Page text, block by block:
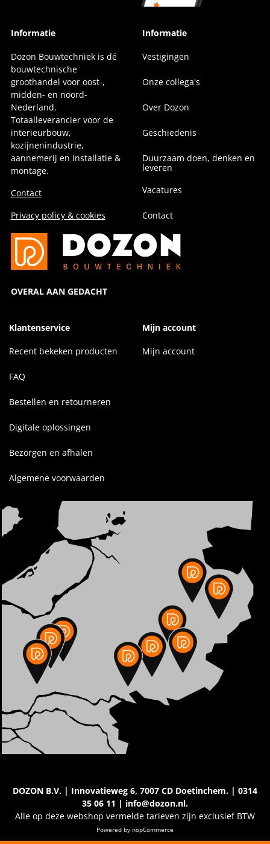
Informatie
Dozon Bouwtechniek is dé
bouwtechnische
groothandel voor oost-,
midden- en noord-
Nederland.
Totaalleverancier voor de
interieurbouw,
kozijnenindustrie,
aannemerij en installatie &
montage.
Contact
Privacy policy & cookies
OVERAL AAN GEDACHT
Informatie
Vestigingen
Onze collega's
Over Dozon
Geschiedenis
Duurzaam doen, denken en
leveren
Vacatures
Contact
Klantenservice
Recent bekeken producten
FAQ
Bestellen en retourneren
Digitale oplossingen
Bezorgen en afhalen
Algemene voorwaarden
Mijn account
Mijn account
DOZON B.V. | Innovatieweg 6, 7007 CD Doetinchem. | 0314
35 06 11 | info@dozon.nl.
Alle op deze webshop vermelde tarieven zijn exclusief BTW
Powered by nopCommerce